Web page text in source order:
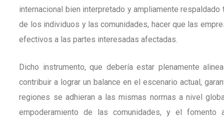
internacional bien interpretado y ampliamente
de los individuos y las comunidades, hacer que las
efectivos a las partes interesadas afectadas.
Dicho instrumento, que debería estar plenamente
contribuir a lograr un balance en el escenario actual,
regiones se adhieran a las mismas normas a nivel
empoderamiento de las comunidades, y el fomento